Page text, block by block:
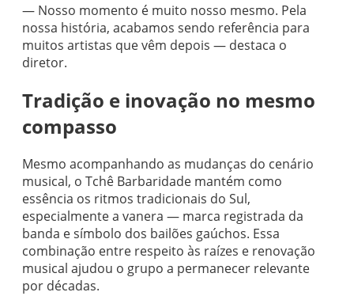
— Nosso momento é muito nosso mesmo. Pela
nossa história, acabamos sendo referência para
muitos artistas que vêm depois — destaca o
diretor.
Tradição e inovação no mesmo
compasso
Mesmo acompanhando as mudanças do cenário
musical, o Tchê Barbaridade mantém como
essência os ritmos tradicionais do Sul,
especialmente a vanera — marca registrada da
banda e símbolo dos bailões gaúchos. Essa
combinação entre respeito às raízes e renovação
musical ajudou o grupo a permanecer relevante
por décadas.